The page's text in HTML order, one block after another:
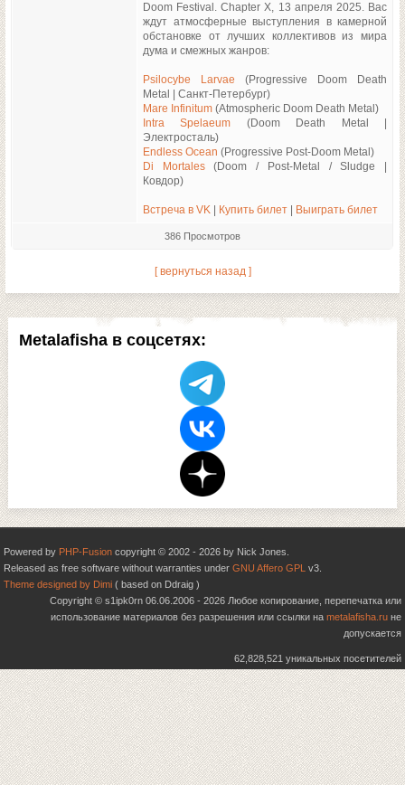
Metalafisha в соцсетях:
Doom Festival. Chapter X, 13 апреля 2025. Вас
ждут атмосферные выступления в камерной
обстановке от лучших коллективов из мира
дума и смежных жанров:
Psilocybe Larvae (Progressive Doom Death
Metal | Санкт-Петербург)
Mare Infinitum (Atmospheric Doom Death Metal)
Intra Spelaeum (Doom Death Metal |
Электросталь)
Endless Ocean (Progressive Post-Doom Metal)
Di Mortales(Doom / Post-Metal / Sludge |
Ковдор)
Встреча в VK Купить билет Выиграть билет
386 Просмотров
[ вернуться назад ]
Powered by PHP-Fusion copyright © 2002 - 2026 by Nick Jones.
Released as free software without warranties under GNU Affero GPL v3.
Theme designed by Dimi ( based on Ddraig )
Copyright © s1ipk0rn 06.06.2006 - 2026 Любое копирование, перепечатка или
использование материалов без разрешения или ссылки на metalafisha.ru не
допускается
62,828,521 уникальных посетителей